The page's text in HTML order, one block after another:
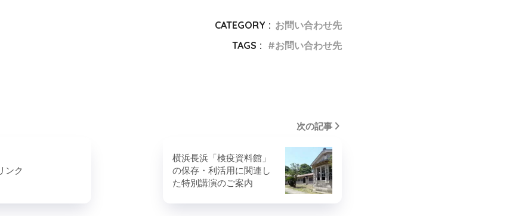
CATEGORY : お問い合わせ先
TAGS :
お問い合わせ先
ンク
次の記事
横浜長浜「検疫資料館」
の保存・利活用に関連し
た特別講演のご案内